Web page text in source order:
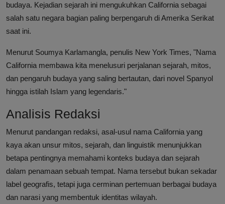
budaya. Kejadian sejarah ini mengukuhkan California sebagai
salah satu negara bagian paling berpengaruh di Amerika Serikat
saat ini.
Menurut Soumya Karlamangla, penulis New York Times, "Nama
California membawa kita menelusuri perjalanan sejarah, mitos,
dan pengaruh budaya yang saling bertautan, dari novel Spanyol
hingga istilah Islam yang legendaris."
Analisis Redaksi
Menurut pandangan redaksi, asal-usul nama California yang
kaya akan unsur mitos, sejarah, dan linguistik menunjukkan
betapa pentingnya memahami konteks budaya dan sejarah
dalam penamaan sebuah tempat. Nama tersebut bukan sekadar
label geografis, tetapi juga cerminan pertemuan berbagai budaya
dan narasi yang membentuk identitas wilayah.